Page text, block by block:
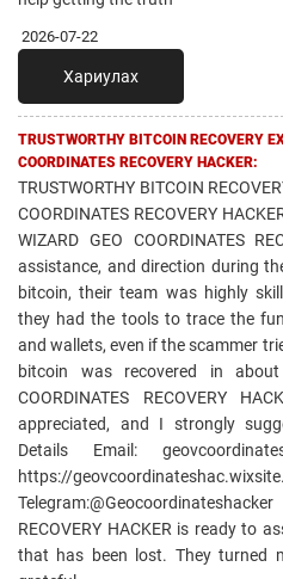
2026-07-22
Хариулах
TRUSTWORTHY BITCOIN RECOVERY
COORDINATES RECOVERY HACKER:
TRUSTWORTHY BITCOIN
COORDINATES RECOVERY
WIZARD GEO COORDINATES
assistance, and direction during
bitcoin, their team was highly
they had the tools to trace the
and wallets, even if the scammer
bitcoin was recovered in
COORDINATES RECOVERY
appreciated, and I strongly
Details Email:
https://
RECOVERY HACKER is ready to
that has been lost. They turned